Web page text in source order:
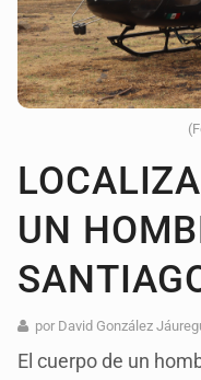
UN
por David González
El cuerpo de un